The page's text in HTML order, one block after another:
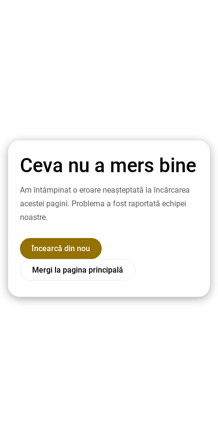
Ceva nu a mers bine
Am întâmpinat o eroare neașteptată la încărcarea
acestei pagini. Problema a fost raportată echipei
noastre.
Încearcă din nou
Mergi la pagina principală